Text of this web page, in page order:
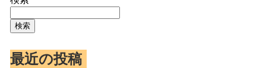
検索
最近の投稿